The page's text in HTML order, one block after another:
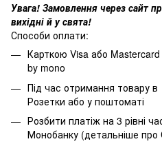
Увага! Замовлення через сайт
вихідні й у свята!
Способи оплати:
Карткою Visa або
by mono
Під час отримання товару в
Розетки або у поштоматі
Розбити платіж на 3 рівні
Монобанку (детальніше